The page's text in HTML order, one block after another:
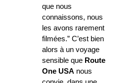
que nous
connaissons, nous
les avons rarement
filmées.” C’est bien
alors à un voyage
sensible que Route
One USA nous